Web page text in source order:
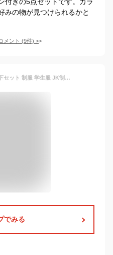
みの物が見つけられるかと
メント (9件) >
セーラー服 長袖 ブラウン 上下セット 制服 学生服 JK制服 高校 かわいい シンプル 清楚 衣装 学園祭 レディース 女子制服 リボン 大きいサイズ ハロウィン コスプレ コス 2点セット 茶色 女子学生 入学式 卒業式 中学生 高校生 文化祭
でみる